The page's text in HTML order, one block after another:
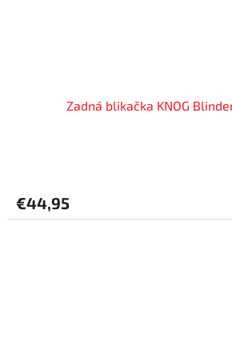
Zadná blikačka KNOG
€44,95